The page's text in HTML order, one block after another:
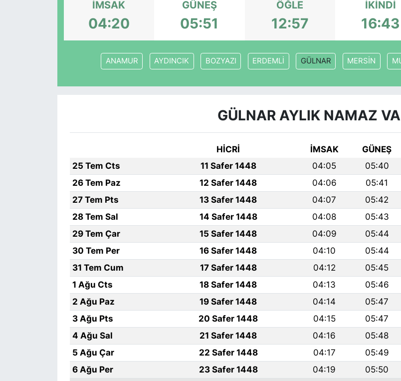
İMSAK
04:20
GÜNEŞ
05:51
ÖĞLE
12:57
İKINDI
16:43
ANAMUR AYDINCIK BOZYAZI ERDEMLİ GÜLNAR MERSİN
GÜLNAR AYLIK NAMAZ
HİCRİ İMSAK GÜNEŞ
25 Tem Cts
11 Safer 1448 04:05 05:40
26 Tem Paz
12 Safer 1448 04:06 05:41
27 Tem Pts
13 Safer 1448 04:07 05:42
28 Tem Sal
14 Safer 1448 04:08 05:43
29 Tem Çar
15 Safer 1448 04:09 05:44
30 Tem Per
16 Safer 1448 04:10 05:44
31 Tem Cum
17 Safer 1448 04:12 05:45
1 Ağu Cts
18 Safer 1448 04:13 05:46
2 Ağu Paz
19 Safer 1448 04:14 05:47
3 Ağu Pts
20 Safer 1448 04:15 05:47
4 Ağu Sal
21 Safer 1448 04:16 05:48
5 Ağu Çar
22 Safer 1448 04:17 05:49
6 Ağu Per
23 Safer 1448 04:19 05:50
KÖŞE YAZILARI
KÖŞE YAZILARI (Arşiv)
SARIYER HABERLERİ
SARIYER İMAR BARIŞI
SON DAKİKA HABERİ
TEKNOLOJİ
TÜRKİYE VE DÜNYA GÜNDEMİ
VİDEO GALERİ